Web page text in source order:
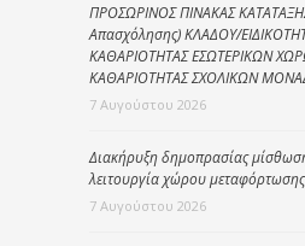
ΠΡΟΣΩΡΙΝΟΣ ΠΙΝΑΚΑΣ
Απασχόλησης) ΚΛΑΔΟΥ/
ΚΑΘΑΡΙΟΤΗΤΑΣ ΕΣΩΤΕΡΙΚΩΝ
ΚΑΘΑΡΙΟΤΗΤΑΣ ΣΧΟΛΙΚΩΝ
7 Αυγούστου 2026
Διακήρυξη δημοπρασίας
λειτουργία χώρου
7 Αυγούστου 2026